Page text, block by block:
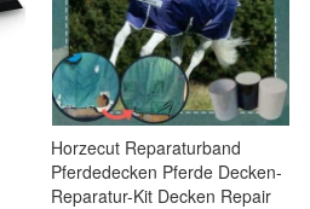
Horzecut Reparaturband
Pferdedecken Pferde Decken-
Reparatur-Kit Decken Repair